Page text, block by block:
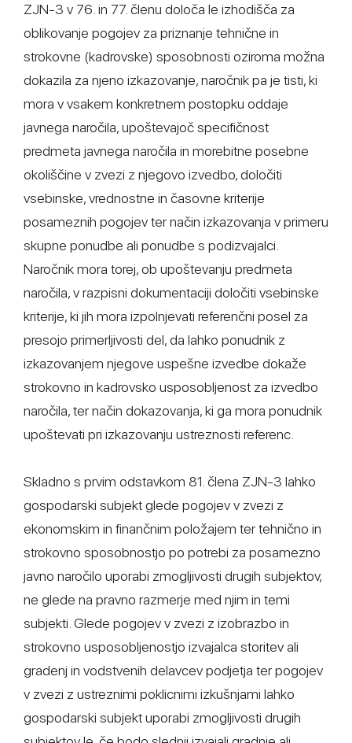
ZJN-3 v 76. in 77. členu določa le izhodišča za
oblikovanje pogojev za priznanje tehnične in
strokovne (kadrovske) sposobnosti oziroma možna
dokazila za njeno izkazovanje, naročnik pa je tisti, ki
mora v vsakem konkretnem postopku oddaje
javnega naročila, upoštevajoč specifičnost
predmeta javnega naročila in morebitne posebne
okoliščine v zvezi z njegovo izvedbo, določiti
vsebinske, vrednostne in časovne kriterije
posameznih pogojev ter način izkazovanja v primeru
skupne ponudbe ali ponudbe s podizvajalci.
Naročnik mora torej, ob upoštevanju predmeta
naročila, v razpisni dokumentaciji določiti vsebinske
kriterije, ki jih mora izpolnjevati referenčni posel za
presojo primerljivosti del, da lahko ponudnik z
izkazovanjem njegove uspešne izvedbe dokaže
strokovno in kadrovsko usposobljenost za izvedbo
naročila, ter način dokazovanja, ki ga mora ponudnik
upoštevati pri izkazovanju ustreznosti referenc.
Skladno s prvim odstavkom 81. člena ZJN-3 lahko
gospodarski subjekt glede pogojev v zvezi z
ekonomskim in finančnim položajem ter tehnično in
strokovno sposobnostjo po potrebi za posamezno
javno naročilo uporabi zmogljivosti drugih subjektov,
ne glede na pravno razmerje med njim in temi
subjekti. Glede pogojev v zvezi z izobrazbo in
strokovno usposobljenostjo izvajalca storitev ali
gradenj in vodstvenih delavcev podjetja ter pogojev
v zvezi z ustreznimi poklicnimi izkušnjami lahko
gospodarski subjekt uporabi zmogljivosti drugih